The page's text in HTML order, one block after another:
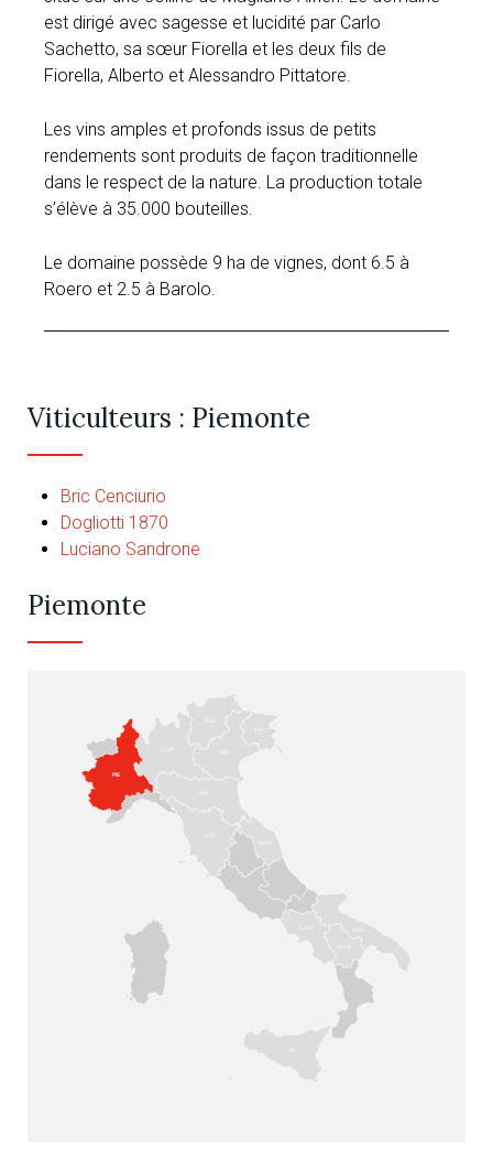
est dirigé avec sagesse et lucidité par Carlo
Sachetto, sa sœur Fiorella et les deux fils de
Fiorella, Alberto et Alessandro Pittatore.
Les vins amples et profonds issus de petits
rendements sont produits de façon traditionnelle
dans le respect de la nature. La production totale
s’élève à 35.000 bouteilles.
Le domaine possède 9 ha de vignes, dont 6.5 à
Roero et 2.5 à Barolo.
Viticulteurs : Piemonte
Bric Cenciurio
Dogliotti 1870
Luciano Sandrone
Piemonte